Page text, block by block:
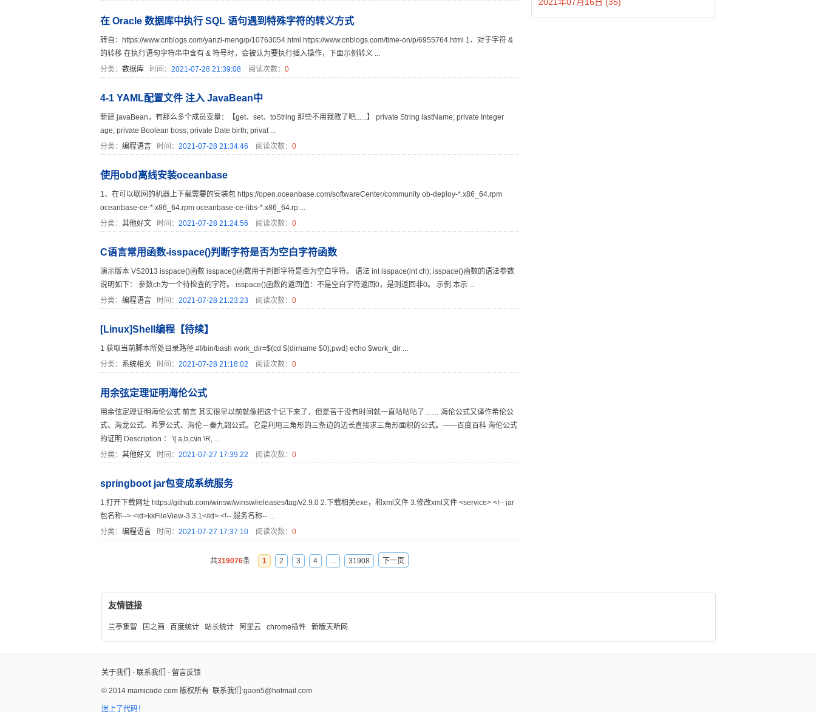
在 Oracle 数据库中执行 SQL 语句遇到特殊字符的转义方式
转自：https://www.cnblogs.com/yanzi-meng/p/10763054.html https://www.cnblogs.com/time-on/p/6955764.html 1、对于字符 &
的转移 在执行语句字符串中含有 & 符号时，会被认为要执行插入操作，下面示例转义 ...
分类： 数据库时间： 2021-07-28 21:39:08阅读次数： 0
4-1 YAML配置文件 注入 JavaBean中
新建 javaBean，有那么多个成员变量：【get、set、toString 那些不用我教了吧......】 private String lastName; private Integer
age; private Boolean boss; private Date birth; privat ...
分类： 编程语言时间： 2021-07-28 21:34:46 阅读次数： 0
使用obd离线安装oceanbase
1、在可以联网的机器上下载需要的安装包 https://open.oceanbase.com/softwareCenter/community ob-deploy-*.x86_64.rpm
oceanbase-ce-*.x86_64.rpm oceanbase-ce-libs-*.x86_64.rp ...
分类： 其他好文时间： 2021-07-28 21:24:56 阅读次数： 0
C语言常用函数-isspace()判断字符是否为空白字符函数
演示版本 VS2013 isspace()函数 isspace()函数用于判断字符是否为空白字符。 语法 int isspace(int ch); isspace()函数的语法参数
说明如下： 参数ch为一个待检查的字符。 isspace()函数的返回值：不是空白字符返回0，是则返回非0。 示例 本示 ...
分类： 编程语言时间： 2021-07-28 21:23:23 阅读次数： 0
[Linux]Shell编程【待续】
1 获取当前脚本所处目录路径 #!/bin/bash work_dir=$(cd $(dirname $0);pwd) echo $work_dir ...
分类：
系统相关时间： 2021-07-28 21:18:02 阅读次数： 0
用余弦定理证明海伦公式
用余弦定理证明海伦公式 前言 其实很早以前就像把这个记下来了，但是苦于没有时间就一直咕咕咕了…… 海伦公式又译作希伦公
式、海龙公式、希罗公式、海伦－秦九韶公式。它是利用三角形的三条边的边长直接求三角形面积的公式。——百度百科 海伦公式
的证明 Description ： \[ a,b,c\in \R, ...
分类： 其他好文时间： 2021-07-27 17:39:22 阅读次数： 0
springboot jar包变成系统服务
1.打开下载网址 https://github.com/winsw/winsw/releases/tag/v2.9.0 2.下载相关exe，和xml文件 3.修改xml文件 <service> <!-- jar
包名称--> <id>kkFileView-3.3.1</id> <!-- 服务名称-- ...
分类： 编程语言时间： 2021-07-27 17:37:10阅读次数： 0
共319076条 1 2 3 4 ... 31908 下一页
友情链接
兰亭集智 国之画 百度统计 站长统计 阿里云 chrome插件 新版天听网
关于我们 - 联系我们 - 留言反馈
© 2014 mamicode.com 版权所有 联系我们:gaon5@hotmail.com
迷上了代码！